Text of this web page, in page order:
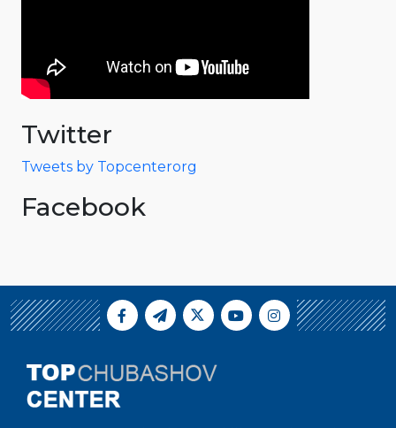
Twitter
Tweets by Topcenterorg
Facebook